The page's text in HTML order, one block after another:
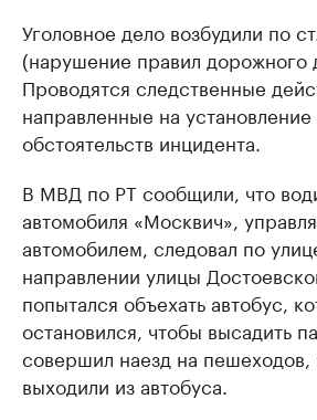
Уголовное дело возбудили по
(нарушение правил дорожного
Проводятся следственные
направленные на установление
обстоятельств инцидента.
В МВД по РТ сообщили, что
автомобиля «Москвич»,
автомобилем, следовал по
направлении улицы
попытался объехать автобус,
остановился, чтобы высадить
совершил наезд на пешеходов,
выходили из автобуса.